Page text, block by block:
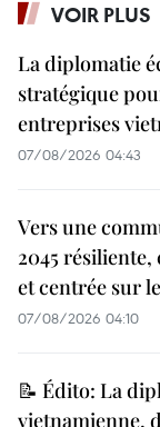
VOIR PLUS
La diplomatie
stratégique
entreprises
07/08/2026 04:43
Vers une
2045
et centrée sur
07/08/2026 04:10
📝 Édito: La
vietnamienne,